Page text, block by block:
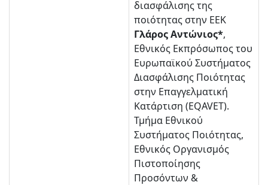
διασφάλισης της
ποιότητας στην ΕΕΚ
Γλάρος Αντώνιος*,
Εθνικός Εκπρόσωπος του
Ευρωπαϊκού Συστήματος
Διασφάλισης Ποιότητας
στην Επαγγελματική
Κατάρτιση (EQAVET).
Τμήμα Εθνικού
Συστήματος Ποιότητας,
Εθνικός Οργανισμός
Πιστοποίησης
Προσόντων &